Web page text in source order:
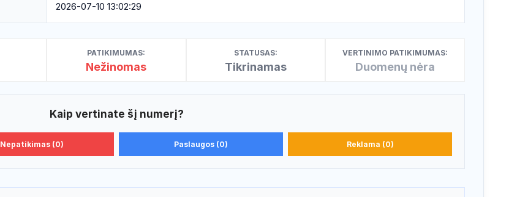
2026-07-10 13:02:29
PATIKIMUMAS:
Nežinomas
STATUSAS:
Tikrinamas
VERTINIMO PATIKIMUMAS:
Duomenų nėra
Kaip vertinate šį numerį?
Nepatikimas (0) Paslaugos (0) Reklama (0)